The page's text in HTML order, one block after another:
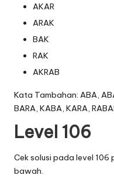
AKAR
ARAK
BAK
RAK
AKRAB
Kata Tambahan: ABA,
BARA, KABA, KARA,
Level 106
Cek solusi pada level 106
bawah.